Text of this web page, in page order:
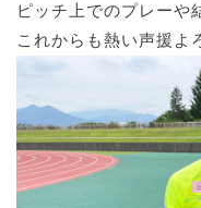
ピッチ上でのプレーや
これからも熱い声援よ